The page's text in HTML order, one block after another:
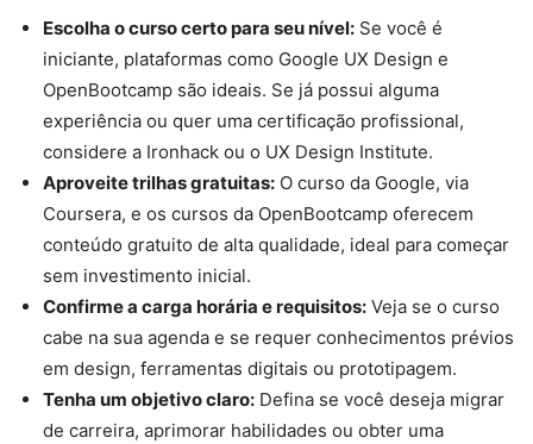
Escolha o curso certo para seu nível: Se você é
iniciante, plataformas como Google UX Design e
OpenBootcamp são ideais. Se já possui alguma
experiência ou quer uma certificação profissional,
considere a Ironhack ou o UX Design Institute.
Aproveite trilhas gratuitas: O curso da Google, via
Coursera, e os cursos da OpenBootcamp oferecem
conteúdo gratuito de alta qualidade, ideal para começar
sem investimento inicial.
Confirme a carga horária e requisitos: Veja se o curso
cabe na sua agenda e se requer conhecimentos prévios
em design, ferramentas digitais ou prototipagem.
Tenha um objetivo claro: Defina se você deseja migrar
de carreira, aprimorar habilidades ou obter uma